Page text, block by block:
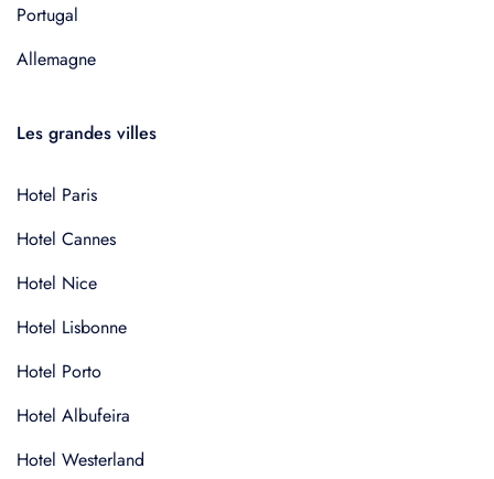
Portugal
Allemagne
Les grandes villes
Hotel Paris
Hotel Cannes
Hotel Nice
Hotel Lisbonne
Hotel Porto
Hotel Albufeira
Hotel Westerland